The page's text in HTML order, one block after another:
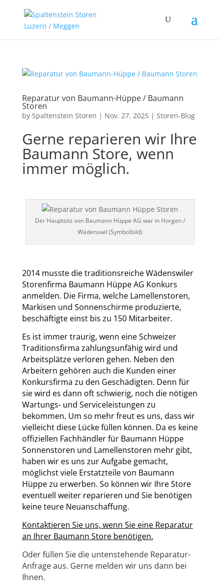
Reparatur von Baumann-Hüppe / Baumann
Storen
by Spaltenstein Storen | Nov. 27, 2025| Storen-Blog
Gerne reparieren wir Ihre
Baumann Store, wenn
immer möglich.
Der Hauptsitz von Baumann Hüppe AG war in Horgen /
Wädenswil (Symbolbild)
2014 musste die traditionsreiche Wädenswiler
Storenfirma Baumann Hüppe AG Konkurs
anmelden. Die Firma, welche Lamellenstoren,
Markisen und Sonnenschirme produzierte,
beschäftigte einst bis zu 150 Mitarbeiter.
Es ist immer traurig, wenn eine Schweizer
Traditionsfirma zahlungsunfähig wird und
Arbeitsplätze verloren gehen. Neben den
Arbeitern gehören auch die Kunden einer
Konkursfirma zu den Geschädigten. Denn für
sie wird es dann oft schwierig, noch die nötigen
Wartungs- und Serviceleistungen zu
bekommen. Um so mehr freut es uns, dass wir
vielleicht diese Lücke füllen können. Da es keine
offiziellen Fachhändler für Baumann Hüppe
Sonnenstoren und Lamellenstoren mehr gibt,
haben wir es uns zur Aufgabe gemacht,
möglichst viele Erstatzteile von Baumann
Hüppe zu erwerben. So können wir Ihre Store
eventuell weiter reparieren und Sie benötigen
keine teure Neuanschaffung.
Kontaktieren Sie uns, wenn Sie eine Reparatur
an Ihrer Baumann Store benötigen.
Oder füllen Sie die untenstehende Reparatur-
Anfrage aus. Gerne melden wir uns dann bei
Ihnen.